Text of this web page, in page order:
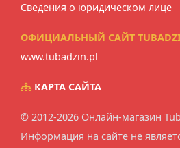
Сведения о юридическом лице
ОФИЦИАЛЬНЫЙ САЙТ
www.tubadzin.pl
КАРТА САЙТА
© 2012-2026 Онлайн-магазин
Информация на сайте не